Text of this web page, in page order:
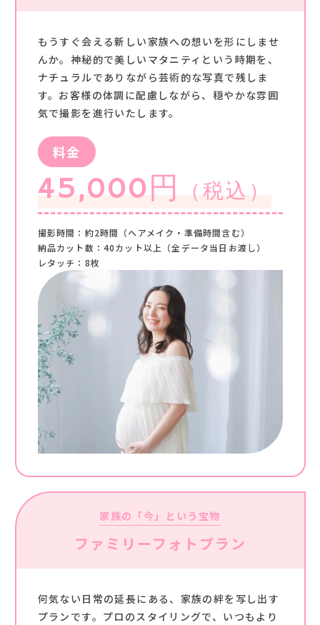
もうすぐ会える新しい家族への想いを形にしませ
んか。神秘的で美しいマタニティという時期を、
ナチュラルでありながら芸術的な写真で残しま
す。お客様の体調に配慮しながら、穏やかな雰囲
気で撮影を進行いたします。
料金
45,000円 （税込）
撮影時間：約2時間（ヘアメイク・準備時間含む）
納品カット数：40カット以上（全データ当日お渡し）
レタッチ：8枚
家族の「今」という宝物
ファミリーフォトプラン
何気ない日常の延長にある、家族の絆を写し出す
プランです。プロのスタイリングで、いつもより